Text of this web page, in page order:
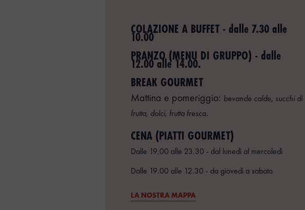
COLAZIONE A BUFFET - dalle 7.30 alle
10.00
PRANZO (MENU DI GRUPPO) - dalle
12.00 alle 14.00.
BREAK GOURMET
Mattina e pomeriggio: bevande calde, succhi di
frutta, dolci, frutta fresca.
CENA (PIATTI GOURMET)
Dalle 19.00 alle 23.30 - dal lunedì al mercoledì
Dalle 19.00 alle 12.30 - da giovedì a sabato
LA NOSTRA MAPPA